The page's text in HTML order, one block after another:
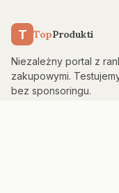
T TopProdukti
Niezależny portal z
zakupowymi.
bez sponsoringu.